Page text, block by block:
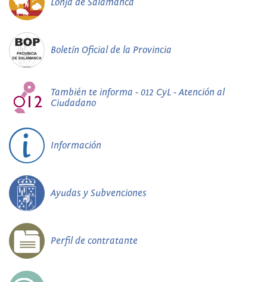
Boletín Oficial de la Provincia
También te informa - 012 CyL - Atención al
Ciudadano
Información
Ayudas y Subvenciones
Perfil de contratante